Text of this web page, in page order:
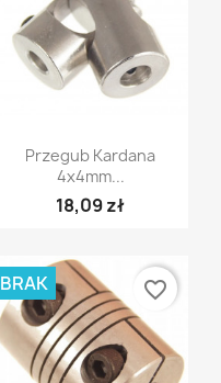
Szybki podgląd
Przegub Kardana
4x4mm...
18,09 zł
BRAK favorite_border